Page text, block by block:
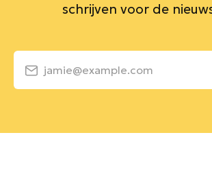
schrijven voor de
jamie@example.com